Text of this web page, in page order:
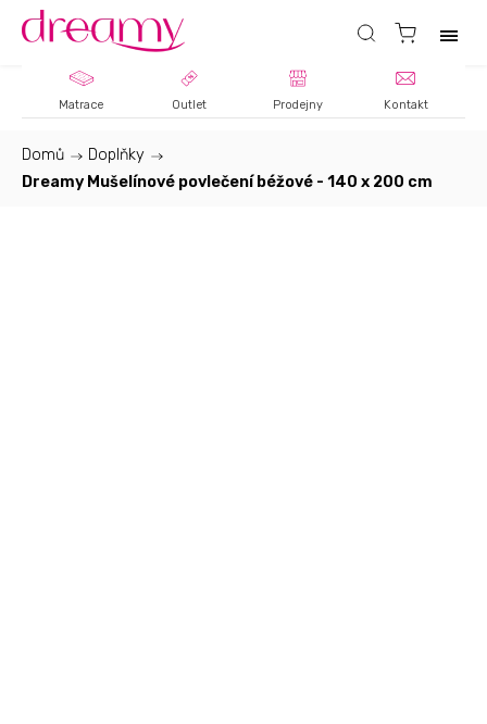
Matrace Outlet Prodejny Kontakt
Domů / Doplňky /
Dreamy Mušelínové povlečení béžové - 140 x 200 cm